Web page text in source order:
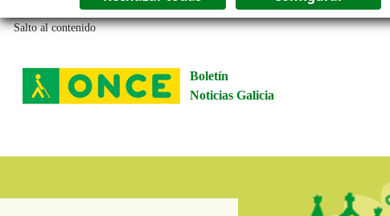
Salto al contenido
Boletín
Noticias Galicia